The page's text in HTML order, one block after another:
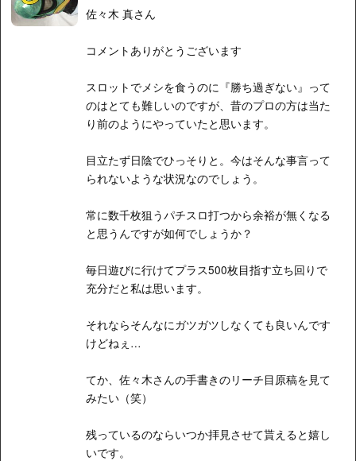
佐々木 真さん
コメントありがとうございます
スロットでメシを食うのに『勝ち過ぎない』って
のはとても難しいのですが、昔のプロの方は当た
り前のようにやっていたと思います。
目立たず日陰でひっそりと。今はそんな事言って
られないような状況なのでしょう。
常に数千枚狙うパチスロ打つから余裕が無くなる
と思うんですが如何でしょうか？
毎日遊びに行けてプラス500枚目指す立ち回りで
充分だと私は思います。
それならそんなにガツガツしなくても良いんです
けどねぇ…
てか、佐々木さんの手書きのリーチ目原稿を見て
みたい（笑）
残っているのならいつか拝見させて貰えると嬉し
いです。